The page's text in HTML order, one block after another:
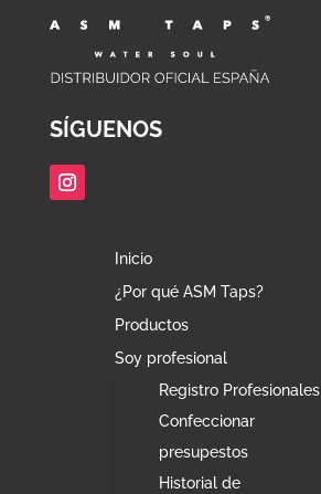
SÍGUENOS
Inicio
¿Por qué ASM Taps?
Productos
Soy profesional
Registro Profesionales
Confeccionar
presupestos
Historial de